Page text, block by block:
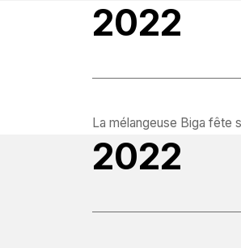
2022
La mélangeuse Biga fête
2022